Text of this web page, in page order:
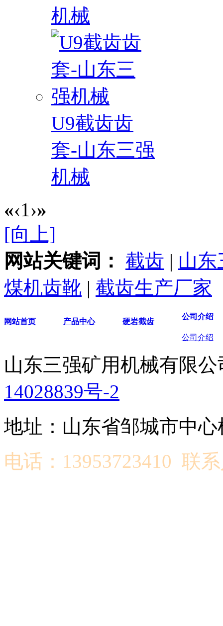
机械
U9截齿齿
套-山东三强
机械
«‹1 ›»
[向上]
网站关键词：
截齿 | 山东
煤机齿靴 | 截齿生产厂家
网站首页 产品中心 硬岩截齿
公司介绍
公司介绍
山东三强矿用机械有限
14028839号-2
地址：山东省邹城市中
电话：13953723410 联